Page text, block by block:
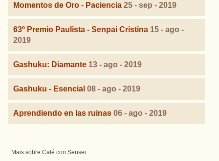
Momentos de Oro - Paciencia 25 - sep - 2019
63º Premio Paulista - Senpai Cristina 15 - ago -
2019
Gashuku: Diamante 13 - ago - 2019
Gashuku - Esencial 08 - ago - 2019
Aprendiendo en las ruinas 06 - ago - 2019
Mais sobre Café con Sensei